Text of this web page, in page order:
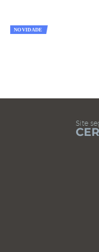
NOVIDADE
Site